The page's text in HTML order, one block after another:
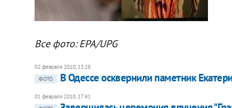
Все фото: EPA/UPG
02 февраля 2010, 13:28
ФОТО
В Одессе осквернили паметник
01 февраля 2010, 17:41